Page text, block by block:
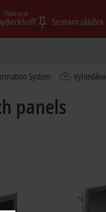
Přihlásit se
Seznam záložek
System
panels